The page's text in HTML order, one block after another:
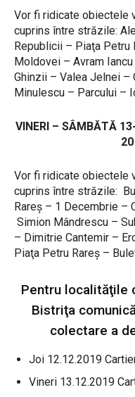
Vor fi ridicate obiectele
cuprins între străzile:
Republicii – Piaţa Petru
Moldovei – Avram
Ghinzii – Valea Jelnei –
Minulescu – Parcului –
VINERI – SÂMBĂTĂ
Vor fi ridicate obiectele
cuprins între străzile:
Rareş – 1 Decembrie –
Simion Mândrescu –
– Dimitrie Cantemir –
Piaţa Petru Rareş –
Pentru localităţile
Bistriţa
colectare a
Joi 12.12.2019
Vineri 13.12.2019